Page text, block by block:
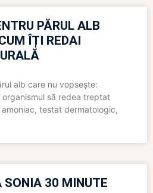
PĂRUL ALB
ÎȚI REDAI
alb care nu vopsește:
organismul să redea treptat
testat dermatologic,
SONIA 30 MINUTE